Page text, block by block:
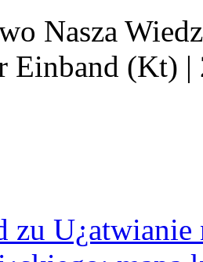
Nasza
Einband (Kt) |